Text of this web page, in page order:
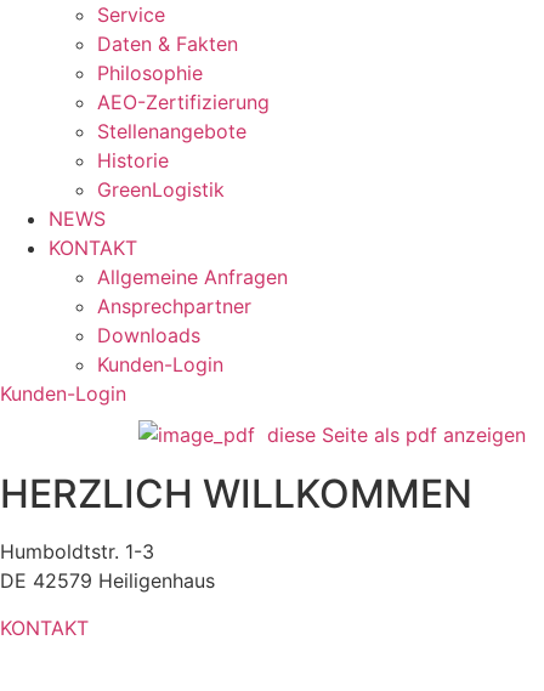
Service
Daten & Fakten
Philosophie
AEO-Zertifizierung
Stellenangebote
Historie
GreenLogistik
NEWS
KONTAKT
Allgemeine Anfragen
Ansprechpartner
Downloads
Kunden-Login
Kunden-Login
diese Seite als pdf anzeigen
HERZLICH WILLKOMMEN
Humboldtstr. 1-3
DE 42579 Heiligenhaus
KONTAKT